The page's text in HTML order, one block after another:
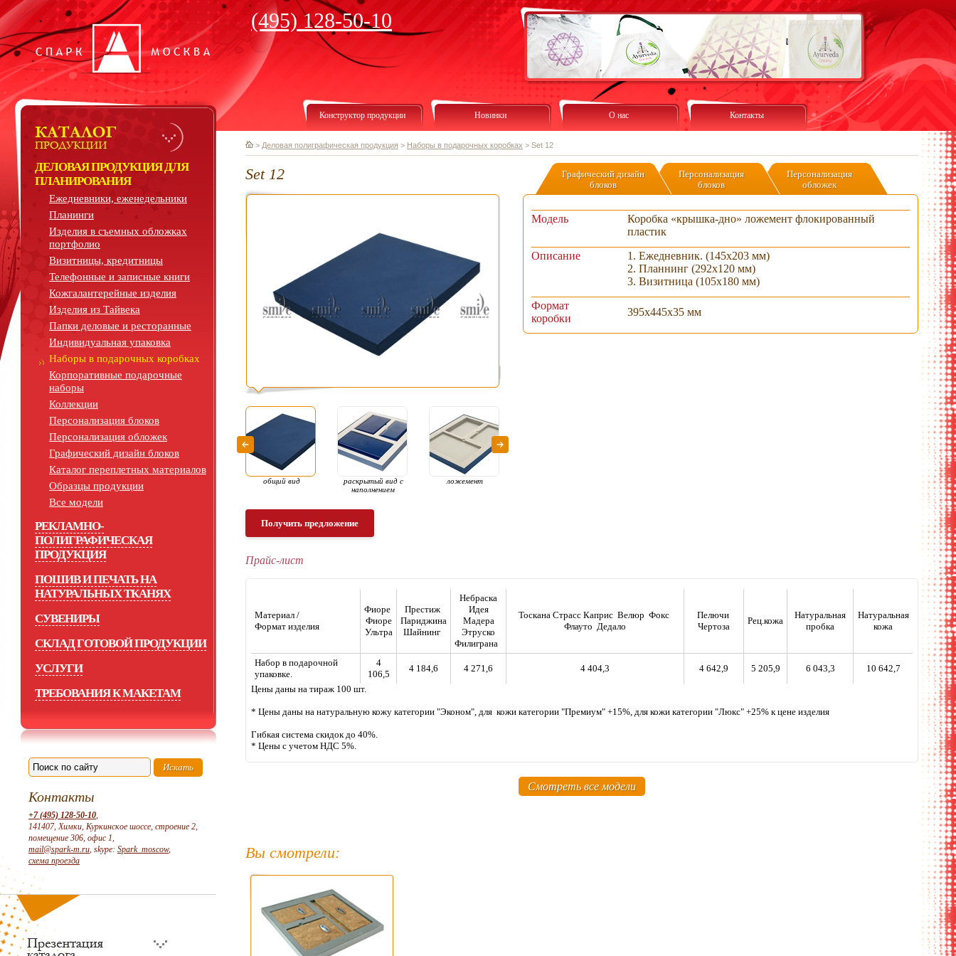
(495) 128-50-10
ДЕЛОВАЯ ПРОДУКЦИЯ ДЛЯ
ПЛАНИРОВАНИЯ
Ежедневники, еженедельники
Планинги
Изделия в съемных обложках
портфолио
Визитницы, кредитницы
Телефонные и записные книги
Кожгалантерейные изделия
Изделия из Тайвека
Папки деловые и ресторанные
Индивидуальная упаковка
Наборы в подарочных коробках
Корпоративные подарочные
наборы
Коллекции
Персонализация блоков
Персонализация обложек
Графический дизайн блоков
Каталог переплетных материалов
Образцы продукции
Все модели
РЕКЛАМНО-
ПОЛИГРАФИЧЕСКАЯ
ПРОДУКЦИЯ
ПОШИВ И ПЕЧАТЬ НА
НАТУРАЛЬНЫХ ТКАНЯХ
СУВЕНИРЫ
СКЛАД ГОТОВОЙ ПРОДУКЦИИ
УСЛУГИ
ТРЕБОВАНИЯ К МАКЕТАМ
Контакты
+7 (495) 128-50-10,
141407, Химки, Куркинское шоссе, строение 2,
помещение 306, офис 1,
mail@spark-m.ru, skype: Spark_moscow,
схема проезда
Конструктор продукции Новинки О нас Контакты
> Деловая полиграфическая продукция > Наборы в подарочных коробках > Set 12
Set 12
общий вид
раскрытый вид с
наполнением
ложемент
Получить предложение
Графический дизайн
блоков
Персонализация
блоков
Персонализация
обложек
Модель
Коробка «крышка-дно» ложемент флокированный
пластик
Описание
1. Ежедневник. (145х203 мм)
2. Планнинг (292х120 мм)
3. Визитница (105х180 мм)
Формат
коробки
395х445х35 мм
Прайс-лист
Материал /
Формат изделия
Фиоре
Фиоре
Ультра
Престиж
Париджина
Шайнинг
Небраска
Идея
Мадера
Этруско
Филиграна
Тоскана Страсс Каприс Велюр Фокс
Флауто Дедало
Пелючи
Чертоза
Рец.кожа
Натуральная
пробка
Натуральная
кожа
Набор в подарочной
упаковке.
4
106,5
4 184,6 4 271,6 4 404,3 4 642,9 5 205,9 6 043,3
10 642,7
Цены даны на тираж 100 шт.
* Цены даны на натуральную кожу категории "Эконом", для кожи категории "Премиум" +15%, для кожи категории "Люкс" +25% к цене изделия
Гибкая система скидок до 40%.
* Цены с учетом НДС 5%.
Смотреть все модели
Вы смотрели: